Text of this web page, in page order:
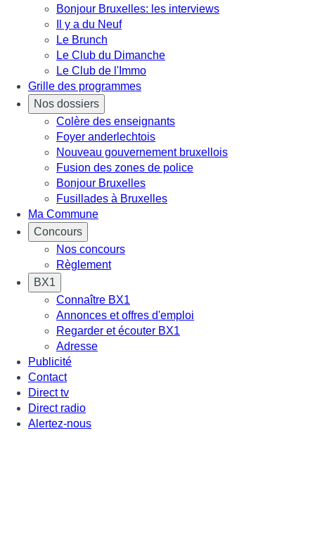
Bonjour Bruxelles: les interviews
Il y a du Neuf
Le Brunch
Le Club du Dimanche
Le Club de l'Immo
Grille des programmes
Nos dossiers
Colère des enseignants
Foyer anderlechtois
Nouveau gouvernement bruxellois
Fusion des zones de police
Bonjour Bruxelles
Fusillades à Bruxelles
Ma Commune
Concours
Nos concours
Règlement
BX1
Connaître BX1
Annonces et offres d'emploi
Regarder et écouter BX1
Adresse
Publicité
Contact
Direct tv
Direct radio
Alertez-nous